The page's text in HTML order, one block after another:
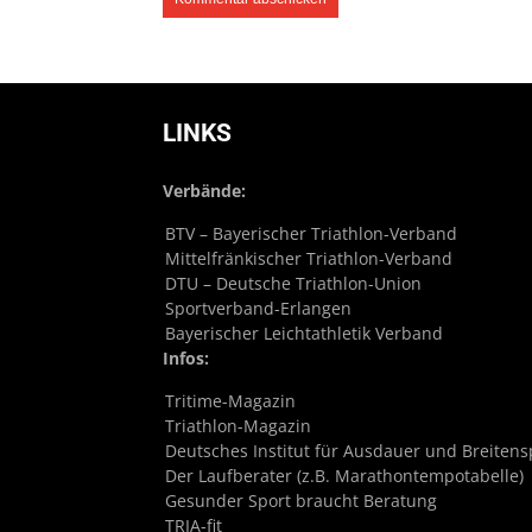
LINKS
Verbände:
BTV – Bayerischer Triathlon-Verband
Mittelfränkischer Triathlon-Verband
DTU – Deutsche Triathlon-Union
Sportverband-Erlangen
Bayerischer Leichtathletik Verband
Infos:
Tritime-Magazin
Triathlon-Magazin
Deutsches Institut für Ausdauer und
Der Laufberater (z.B. Marathontempotabelle)
Gesunder Sport braucht Beratung
TRIA-fit